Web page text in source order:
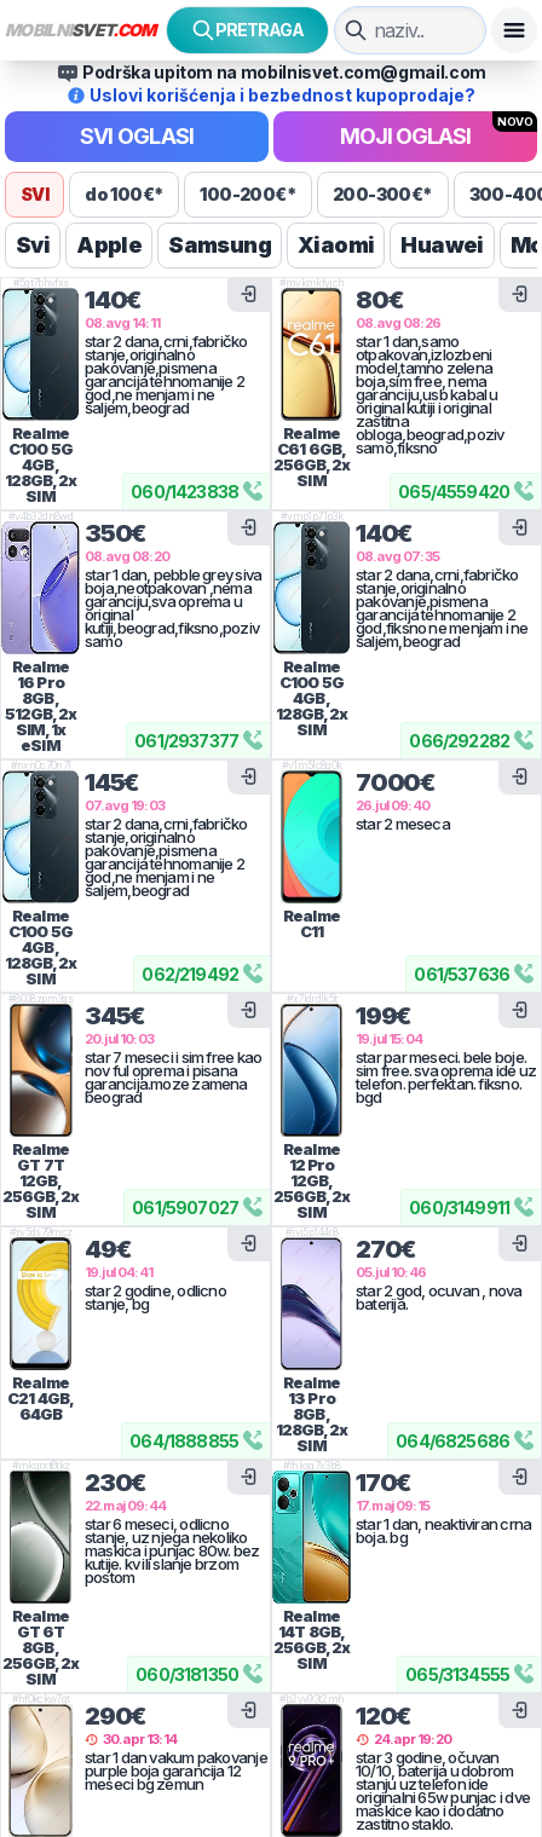
MOBILNISVET.COM PRETRAGA
Podrška upitom na mobilnisvet.com@gmail.com
Uslovi korišćenja i bezbednost kupoprodaje?
SVI OGLASI
NOVO
MOJI OGLASI
SVI do 100€* 100-200€* 200-300€* 300-
Svi Apple Samsung Xiaomi Huawei
060/1423838
#5gt7bhvfxs
Realme
C100 5G
4GB,
128GB, 2x
SIM
140€
08.avg 14:11
star 2 dana,crni,fabričko
stanje,originalno
pakovanje,pismena
garancija tehnomanije 2
god,ne menjam i ne
šaljem,beograd
065/4559420
#mvkmkfyjch
Realme
C61 6GB,
256GB, 2x
SIM
80€
08.avg 08:26
star 1 dan,samo
otpakovan,izlozbeni
model,tamno zelena
boja,sim free, nema
garanciju,usb kabal u
original kutiji i original
zastitna
obloga,beograd,poziv
samo,fiksno
061/2937377
#v4b32dn8wd
Realme
16 Pro
8GB,
512GB, 2x
SIM, 1x
eSIM
350€
08.avg 08:20
star 1 dan, pebble grey siva
boja,neotpakovan ,nema
garanciju,sva oprema u
original
kutiji,beograd,fiksno,poziv
samo
066/292282
#vmp1p71p3k
Realme
C100 5G
4GB,
128GB, 2x
SIM
140€
08.avg 07:35
star 2 dana,crni,fabričko
stanje,originalno
pakovanje,pismena
garancija tehnomanije 2
god,fiksno ne menjam i ne
šaljem,beograd
062/219492
#nxn0c70n7l
Realme
C100 5G
4GB,
128GB, 2x
SIM
145€
07.avg 19:03
star 2 dana,crni,fabričko
stanje,originalno
pakovanje,pismena
garancija tehnomanije 2
god,ne menjam i ne
šaljem,beograd
061/537636
#v1m5lc8q0k
Realme
C11
7000€
26.jul 09:40
star 2 meseca
061/5907027
#8038zpm3gs
Realme
GT 7T
12GB,
256GB, 2x
SIM
345€
20.jul 10:03
star 7 meseci i sim free kao
nov ful oprema i pisana
garancija.moze zamena
beograd
060/3149911
#x7ldrdlk5t
Realme
12 Pro
12GB,
256GB, 2x
SIM
199€
19.jul 15:04
star par meseci. bele boje.
sim free. sva oprema ide uz
telefon. perfektan. fiksno.
bgd
064/1888855
#rv5ds79mcz
Realme
C214GB,
64GB
49€
19.jul 04:41
star 2 godine, odlicno
stanje, bg
064/6825686
#jvj5p144r8
Realme
13 Pro
8GB,
128GB, 2x
SIM
270€
05.jul 10:46
star 2 god, ocuvan , nova
baterija.
060/3181350
#mkqrxt6tkz
Realme
GT 6T
8GB,
256GB, 2x
SIM
230€
22.maj 09:44
star 6 meseci, odlicno
stanje, uz njega nekoliko
maskica i punjac 80w. bez
kutije. kv ili slanje brzom
postom
065/3134555
#lhksg7x3b8
Realme
14T 8GB,
256GB, 2x
SIM
170€
17.maj 09:15
star 1 dan, neaktiviran crna
boja. bg
#hf0kckw7qt
290€
30.apr 13:14
star 1 dan vakum pakovanje
purple boja garancija 12
meseci bg zemun
#b2yv93t2mh
120€
24.apr 19:20
star 3 godine, očuvan
10/10, baterija u dobrom
stanju uz telefon ide
originalni 65w punjac i dve
maskice kao i dodatno
zastitno staklo.